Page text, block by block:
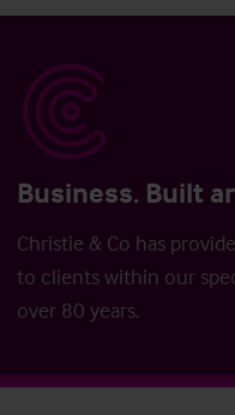
Business. Built
Christie & Co has
to clients within our
over 80 years.